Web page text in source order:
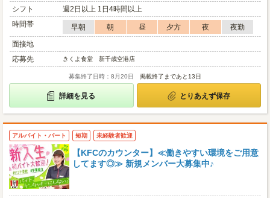
シフト
週2日以上 1日4時間以上
時間帯
早朝 朝 昼 夕方 夜
夜勤
面接地
応募先
きくよ食堂 新千歳空港店
募集終了日時：8月20日 掲載終了まであと13日
詳細を見る とりあえず保存
アルバイト・パート 短期 未経験者歓迎
【KFCのカウンター】≪働きやすい環境をご用意
してます◎≫ 新規メンバー大募集中♪